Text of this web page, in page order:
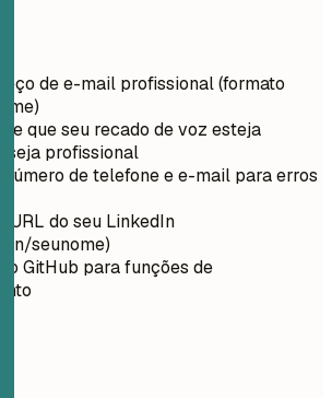
de e-mail profissional (formato
de que seu recado de voz esteja
seja profissional
número de telefone e e-mail para erros
URL do seu LinkedIn
in/seunome)
GitHub para funções de